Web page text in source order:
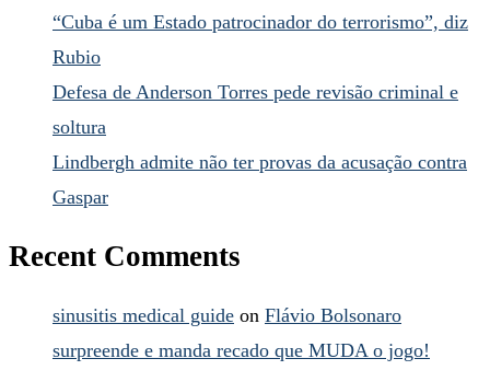
“Cuba é um Estado patrocinador do terrorismo”, diz
Rubio
Defesa de Anderson Torres pede revisão criminal e
soltura
Lindbergh admite não ter provas da acusação contra
Gaspar
Recent Comments
sinusitis medical guide on Flávio Bolsonaro
surpreende e manda recado que MUDA o jogo!